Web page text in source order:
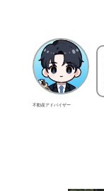
不動産アドバイザー